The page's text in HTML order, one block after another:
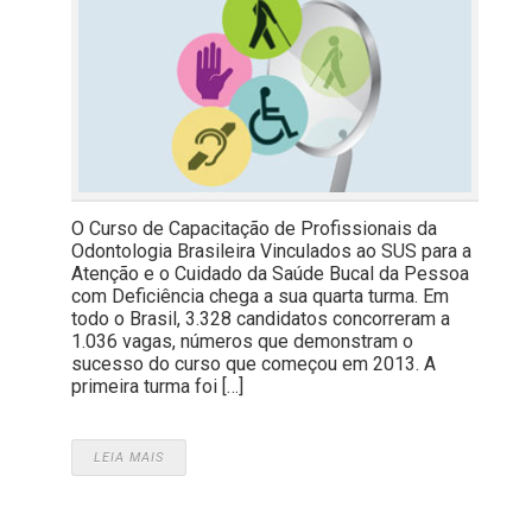
O Curso de Capacitação de Profissionais da
Odontologia Brasileira Vinculados ao SUS para a
Atenção e o Cuidado da Saúde Bucal da Pessoa
com Deficiência chega a sua quarta turma. Em
todo o Brasil, 3.328 candidatos concorreram a
1.036 vagas, números que demonstram o
sucesso do curso que começou em 2013. A
primeira turma foi […]
LEIA MAIS